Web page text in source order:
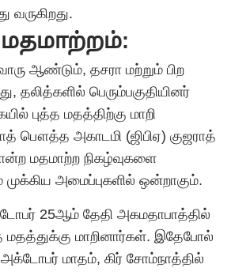
வருகிறது.
மதமாற்றம்:
ஆண்டும், தசரா மற்றும் பிற
தலித்களில் பெரும்பகுதியினர்
புத்த மதத்திற்கு மாறி
பௌத்த அகாடமி (ஜிபிஏ) குஜராத்
மதமாற்ற நிகழ்வுகளை
அமைப்புகளில் ஒன்றாகும்.
25ஆம் தேதி அகமதாபாத்தில்
மதத்துக்கு மாறினார்கள். இதேபோல்
மாதம், கிர் சோம்நாத்தில்